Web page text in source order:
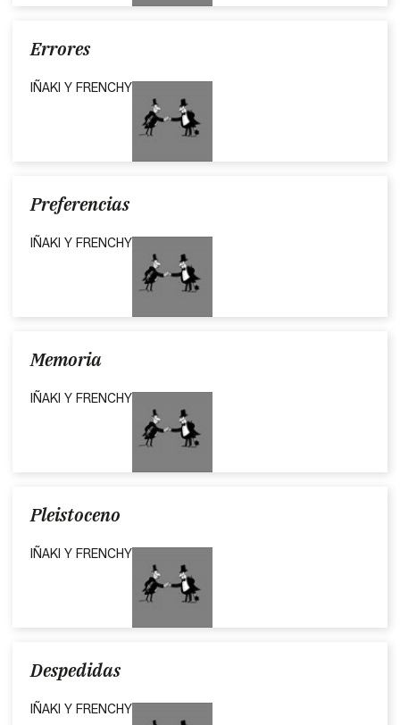
Errores
IÑAKI Y FRENCHY
Preferencias
IÑAKI Y FRENCHY
Memoria
IÑAKI Y FRENCHY
Pleistoceno
IÑAKI Y FRENCHY
Despedidas
IÑAKI Y FRENCHY